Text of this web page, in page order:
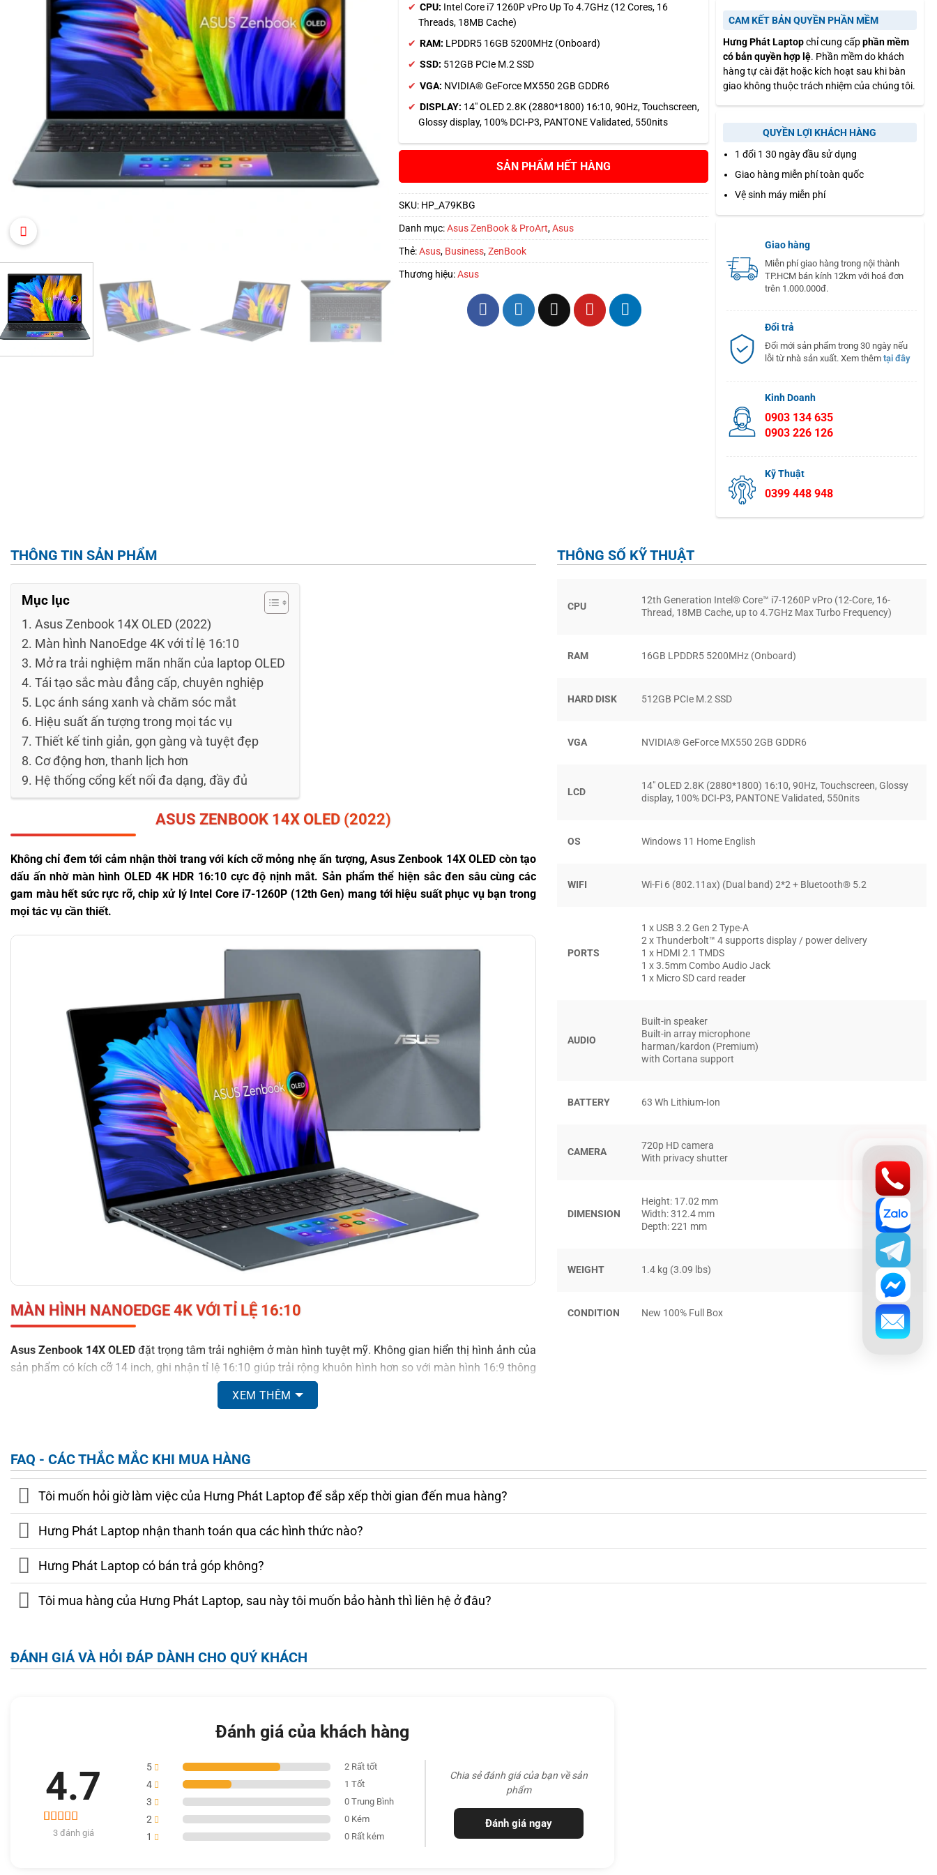
CPU: Intel Core i7 1260P vPro Up To 4.7GHz (12 Cores, 16
Threads, 18MB Cache)
RAM: LPDDR5 16GB 5200MHz (Onboard)
SSD: 512GB PCIe M.2 SSD
VGA: NVIDIA® GeForce MX550 2GB GDDR6
DISPLAY: 14″ OLED 2.8K (2880*1800) 16:10, 90Hz, Touchscreen,
Glossy display, 100% DCI-P3, PANTONE Validated, 550nits
HẾT HÀNG
SKU: HP_A79KBG
Danh mục:Asus ZenBook & ProArt,Asus
Thẻ:Asus, Business,ZenBook
Thương hiệu:Asus
CAM KẾT BẢN QUYỀN PHẦN MỀM
Hưng Phát Laptopchỉ cung cấpphần mềm
có bản quyền hợp lệ. Phần mềm do khách
hàng tự cài đặt hoặc kích hoạt sau khi bàn
giao không thuộc trách nhiệm của chúng tôi.
QUYỀN LỢI KHÁCH HÀNG
1 đổi 1 30 ngày đầu sử dụng
Giao hàng miễn phí toàn quốc
Vệ sinh máy miễn phí
Giao hàng
Miễn phí giao hàng trong nội thành
TP.HCM bán kính 12km với hoá đơn
trên 1.000.000đ.
Đổi trả
Đổi mới sản phẩm trong 30 ngày nếu
lỗi từ nhà sản xuất. Xem thêm tại đây
Kinh Doanh
0903 134 635
0903 226 126
Kỹ Thuật
0399 448 948
THÔNG TIN SẢN PHẨM
Mục lục
Asus Zenbook 14X OLED (2022)
Màn hình NanoEdge 4K với tỉ lệ 16:10
Mở ra trải nghiệm mãn nhãn của laptop OLED
Tái tạo sắc màu đẳng cấp, chuyên nghiệp
Lọc ánh sáng xanh và chăm sóc mắt
Hiệu suất ấn tượng trong mọi tác vụ
Thiết kế tinh giản, gọn gàng và tuyệt đẹp
Cơ động hơn, thanh lịch hơn
Hệ thống cổng kết nối đa dạng, đầy đủ
ASUS ZENBOOK 14X OLED (2022)
Không chỉ đem tới cảm nhận thời trang với kích cỡ mỏng nhẹ ấn tượng, Asus Zenbook 14X OLED còn tạo
dấu ấn nhờ màn hình OLED 4K HDR 16:10 cực độ nịnh mắt. Sản phẩm thể hiện sắc đen sâu cùng các
gam màu hết sức rực rỡ, chip xử lý Intel Core i7-1260P (12th Gen) mang tới hiệu suất phục vụ bạn trong
mọi tác vụ cần thiết.
MÀN HÌNH NANOEDGE 4K VỚI TỈ LỆ 16:10
Asus Zenbook 14X OLED đặt trọng tâm trải nghiệm ở màn hình tuyệt mỹ. Không gian hiển thị hình ảnh của
sản phẩm có kích cỡ 14 inch, ghi nhận tỉ lệ 16:10 giúp trải rộng khuôn hình hơn so với màn hình 16:9 thông
thường. Về độ phân giải, màn hình máy tính có thông số là 3.840 x 2.400 pixels, thể hiện sắc nét mọi nội
XEM THÊM
THÔNG SỐ KỸ THUẬT
CPU
12th Generation Intel® Core™ i7-1260P vPro (12-Core, 16-
Thread, 18MB Cache, up to 4.7GHz Max Turbo Frequency)
RAM 16GB LPDDR5 5200MHz (Onboard)
HARD DISK 512GB PCIe M.2 SSD
VGA NVIDIA® GeForce MX550 2GB GDDR6
LCD
14″ OLED 2.8K (2880*1800) 16:10, 90Hz, Touchscreen, Glossy
display, 100% DCI-P3, PANTONE Validated, 550nits
OS Windows 11 Home English
WIFI Wi-Fi 6 (802.11ax) (Dual band) 2*2 + Bluetooth® 5.2
PORTS
1 x USB 3.2 Gen 2 Type-A
2 x Thunderbolt™ 4 supports display / power delivery
1 x HDMI 2.1 TMDS
1 x 3.5mm Combo Audio Jack
1 x Micro SD card reader
AUDIO
Built-in speaker
Built-in array microphone
harman/kardon (Premium)
with Cortana support
BATTERY 63 Wh Lithium-Ion
CAMERA
720p HD camera
With privacy shutter
DIMENSION
Height: 17.02 mm
Width: 312.4 mm
Depth: 221 mm
WEIGHT 1.4 kg (3.09 lbs)
CONDITION New 100% Full Box
FAQ - CÁC THẮC MẮC KHI MUA HÀNG
Tôi muốn hỏi giờ làm việc của Hưng Phát Laptop để sắp xếp thời gian đến mua hàng?
Hưng Phát Laptop nhận thanh toán qua các hình thức nào?
Hưng Phát Laptop có bán trả góp không?
Tôi mua hàng của Hưng Phát Laptop, sau này tôi muốn bảo hành thì liên hệ ở đâu?
ĐÁNH GIÁ VÀ HỎI ĐÁP DÀNH CHO QUÝ KHÁCH
Đánh giá của khách hàng
4.7
4.73 đánh giá
5 2 Rất tốt
4 1 Tốt
3 0 Trung Bình
2 0 Kém
1 0 Rất kém
Chia sẻ đánh giá của bạn về sản
phẩm
Đánh giá ngay